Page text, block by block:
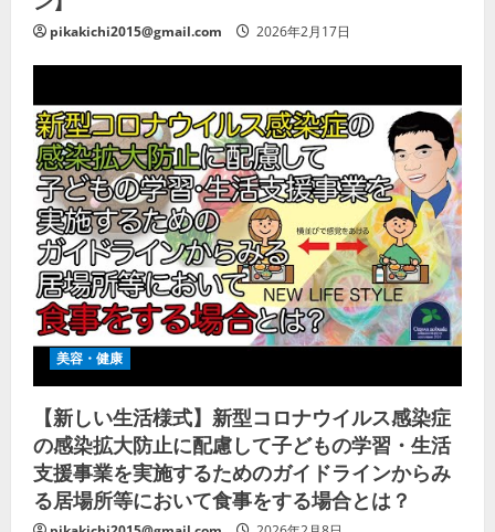
pikakichi2015@gmail.com 2026年2月17日
美容・健康
【新しい生活様式】新型コロナウイルス感染症
の感染拡大防止に配慮して子どもの学習・生活
支援事業を実施するためのガイドラインからみ
る居場所等において食事をする場合とは？